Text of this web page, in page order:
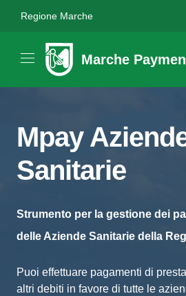
Regione Marche
Marche
Mpay
Sanitarie
Strumento per la gestione dei
delle Aziende Sanitarie della
Puoi effettuare pagamenti di
altri debiti in favore di tutte le